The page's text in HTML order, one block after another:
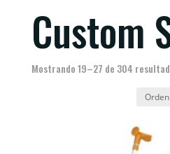
Custom
Mostrando 19–27 de 304